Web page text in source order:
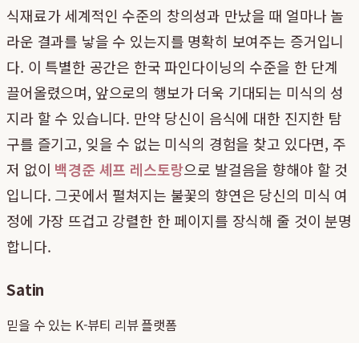
식재료가 세계적인 수준의 창의성과 만났을 때 얼마나 놀
라운 결과를 낳을 수 있는지를 명확히 보여주는 증거입니
다. 이 특별한 공간은 한국 파인다이닝의 수준을 한 단계
끌어올렸으며, 앞으로의 행보가 더욱 기대되는 미식의 성
지라 할 수 있습니다. 만약 당신이 음식에 대한 진지한 탐
구를 즐기고, 잊을 수 없는 미식의 경험을 찾고 있다면, 주
저 없이 백경준 셰프 레스토랑으로 발걸음을 향해야 할 것
입니다. 그곳에서 펼쳐지는 불꽃의 향연은 당신의 미식 여
정에 가장 뜨겁고 강렬한 한 페이지를 장식해 줄 것이 분명
합니다.
Satin
믿을 수 있는 K-뷰티 리뷰 플랫폼